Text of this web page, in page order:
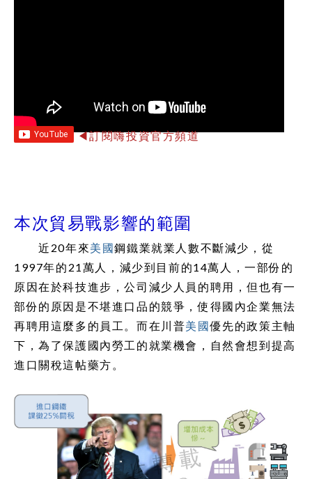
◀訂閱嗨投資官方頻道
本次貿易戰影響的範圍
近20年來美國鋼鐵業就業人數不斷減少，從
1997年的21萬人，減少到目前的14萬人，一部份的
原因在於科技進步，公司減少人員的聘用，但也有一
部份的原因是不堪進口品的競爭，使得國內企業無法
再聘用這麼多的員工。而在川普美國優先的政策主軸
下，為了保護國內勞工的就業機會，自然會想到提高
進口關稅這帖藥方。